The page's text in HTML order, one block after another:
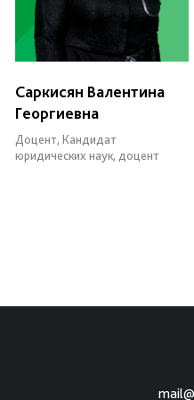
Саркисян Валентина
Георгиевна
Доцент, Кандидат
юридических наук, доцент